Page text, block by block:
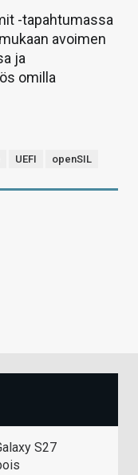
-tapahtumassa
avoimen
ja
omilla
UEFI openSIL
S27